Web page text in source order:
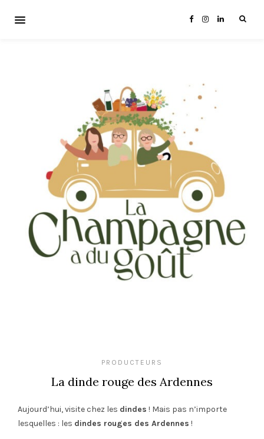
PRODUCTEURS
La dinde rouge des Ardennes
Aujourd’hui, visite chez les dindes ! Mais pas n’importe
lesquelles : les dindes rouges des Ardennes !